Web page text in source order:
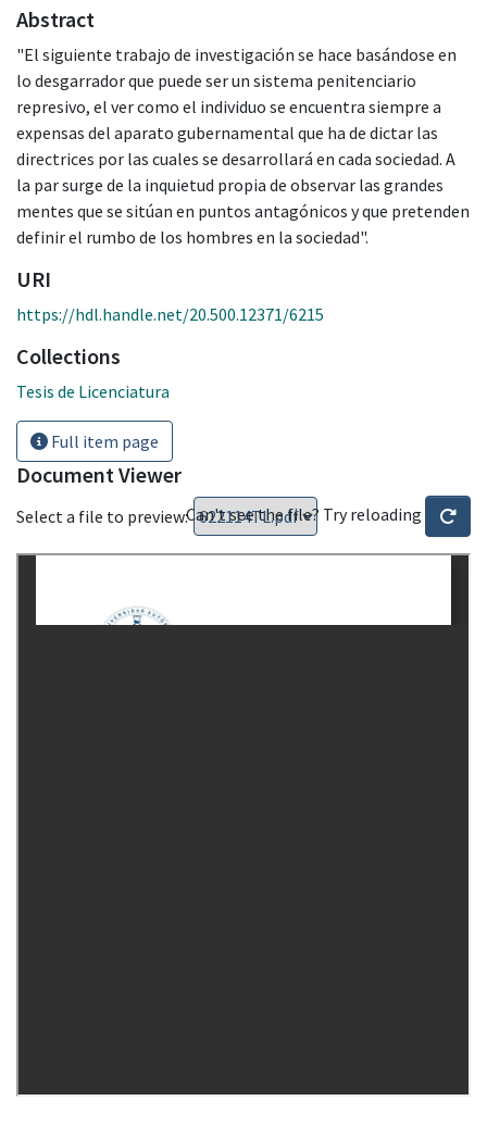
Abstract
"El siguiente trabajo de investigación se hace basándose en
lo desgarrador que puede ser un sistema penitenciario
represivo, el ver como el individuo se encuentra siempre a
expensas del aparato gubernamental que ha de dictar las
directrices por las cuales se desarrollará en cada sociedad. A
la par surge de la inquietud propia de observar las grandes
mentes que se sitúan en puntos antagónicos y que pretenden
definir el rumbo de los hombres en la sociedad".
URI
https://hdl.handle.net/20.500.12371/6215
Collections
Tesis de Licenciatura
Full item page
Document Viewer
Select a file to preview:Can't see the file? Try reloading